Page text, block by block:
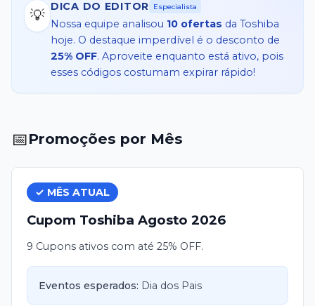
cupom Toshiba agora e transforme sua experiência de compra!
💡
DICA DO EDITOR Especialista
Nossa equipe analisou 10ofertas da Toshiba
hoje. O destaque imperdível é o desconto de
25% OFF. Aproveite enquanto está ativo, pois
esses códigos costumam expirar rápido!
📅Promoções por Mês
✓ MÊS ATUAL
Cupom Toshiba Agosto 2026
9 Cupons ativos com até 25% OFF.
Eventos esperados: Dia dos Pais